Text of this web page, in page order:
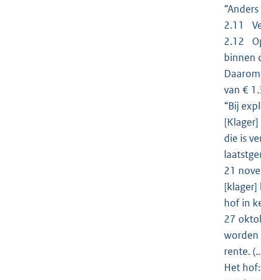
2.11
2.12
binnen
van €
“Bij
die is
21
[klager]
hof in
27
worden
rente.
Het hof: